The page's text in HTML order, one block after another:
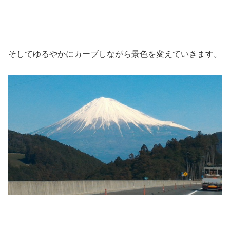
そしてゆるやかにカーブしながら景色を変えていきます。